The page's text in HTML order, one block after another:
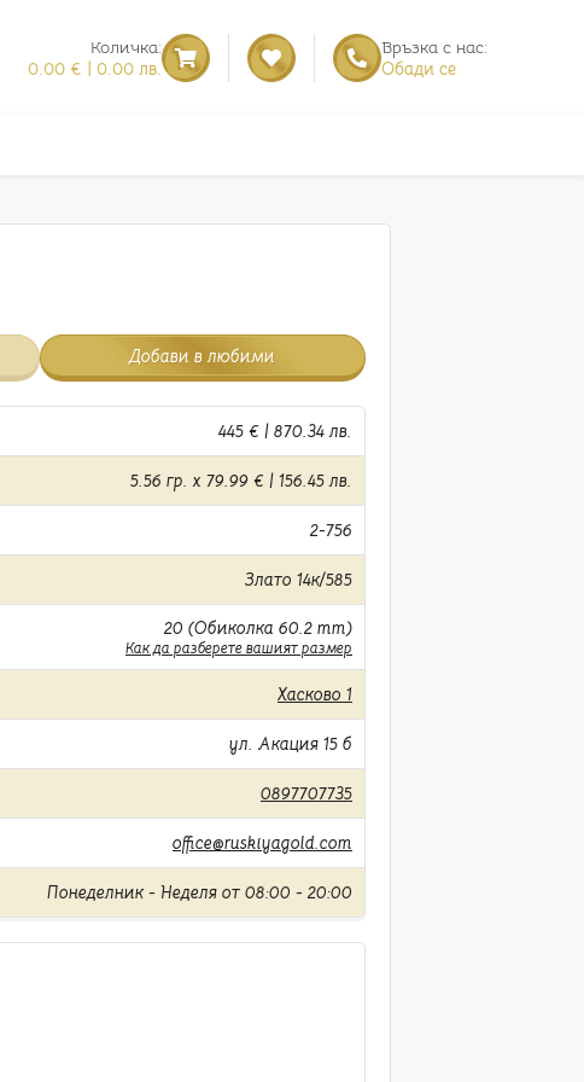
Количка:
0.00 € | 0.00 лв.
Връзка с нас:
Обади се
Добави в любими
445 € | 870.34 лв.
5.56 гр. x 79.99 € | 156.45 лв.
2-756
Злато 14к/585
20 (Обиколка 60.2 mm)
Как да разберете вашият размер
Хасково 1
ул. Акация 15 б
0897707735
office@ruskiyagold.com
Понеделник - Неделя от 08:00 - 20:00